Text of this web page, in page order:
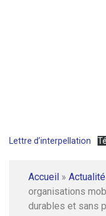
Lettre d’interpellation
Accueil »
organisations
durables et sans